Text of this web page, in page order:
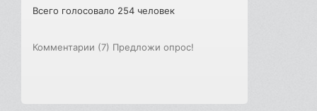
Всего голосовало 254 человек
Комментарии (7) Предложи опрос!